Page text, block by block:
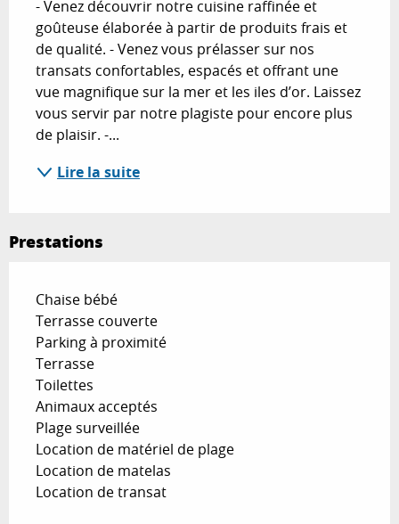
- Venez découvrir notre cuisine raffinée et
goûteuse élaborée à partir de produits frais et
de qualité. - Venez vous prélasser sur nos
transats confortables, espacés et offrant une
vue magnifique sur la mer et les iles d’or. Laissez
vous servir par notre plagiste pour encore plus
de plaisir. -...
Lire la suite
Prestations
Chaise bébé
Terrasse couverte
Parking à proximité
Terrasse
Toilettes
Animaux acceptés
Plage surveillée
Location de matériel de plage
Location de matelas
Location de transat